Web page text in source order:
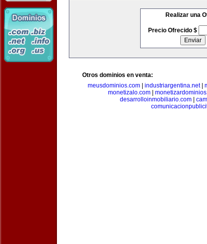
Realizar una
Precio Ofrecido $
Otros dominios en venta:
meusdominios.com| industriargentina.net|
monetizalo.com|
desarrolloinmobiliario.com